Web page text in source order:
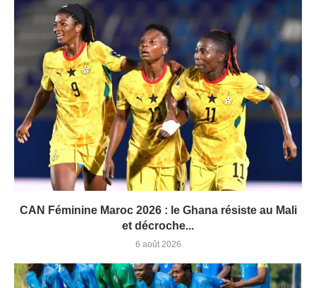
CAN Féminine Maroc 2026 : le Ghana résiste au Mali
et décroche...
6 août 2026